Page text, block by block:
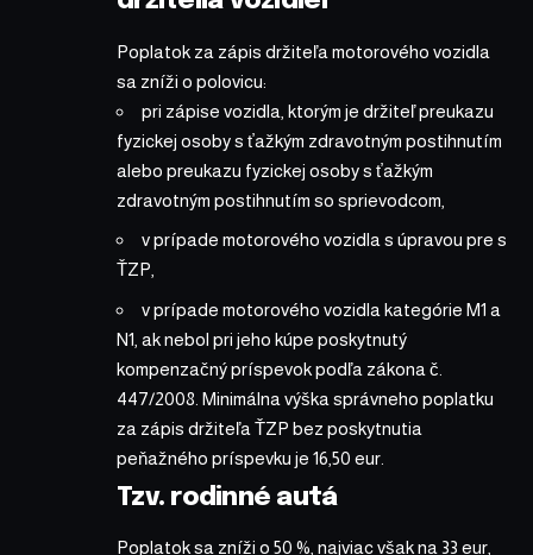
Poplatok za zápis držiteľa motorového vozidla
sa zníži o polovicu:
pri zápise vozidla, ktorým je držiteľ preukazu
fyzickej osoby s ťažkým zdravotným postihnutím
alebo preukazu fyzickej osoby s ťažkým
zdravotným postihnutím so sprievodcom,
v prípade motorového vozidla s úpravou pre s
ŤZP,
v prípade motorového vozidla kategórie M1 a
N1, ak nebol pri jeho kúpe poskytnutý
kompenzačný príspevok podľa zákona č.
447/2008. Minimálna výška správneho poplatku
za zápis držiteľa ŤZP bez poskytnutia
peňažného príspevku je 16,50 eur.
Tzv. rodinné autá
Poplatok sa zníži o 50 %, najviac však na 33 eur,